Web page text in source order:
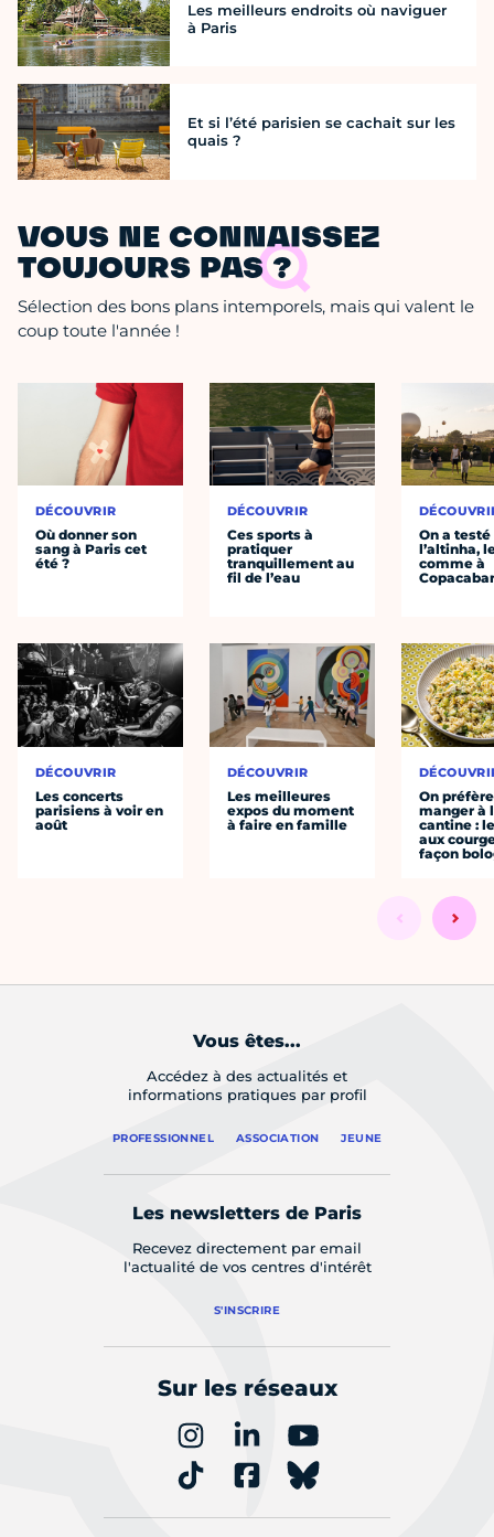
Les meilleurs endroits où naviguer
à Paris
Et si l’été parisien se cachait sur les
quais ?
VOUS NE CONNAISSEZ
TOUJOURS PAS ?
Sélection des bons plans intemporels, mais qui valent le
coup toute l'année !
DÉCOUVRIR
Où donner son
sang à Paris cet
été ?
DÉCOUVRIR
Les concerts
parisiens à voir en
août
DÉCOUVRIR
Ces sports à
pratiquer
tranquillement au
fil de l’eau
DÉCOUVRIR
Les meilleures
expos du moment
à faire en famille
On a testé
l’altinha,
comme à
On préfère
manger à
cantine :
aux
façon
Vous êtes...
Accédez à des actualités et
informations pratiques par profil
PROFESSIONNEL ASSOCIATION JEUNE
Les newsletters de Paris
Recevez directement par email
l'actualité de vos centres d'intérêt
S'INSCRIRE
Sur les réseaux